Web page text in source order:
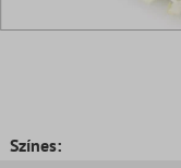
Színes: